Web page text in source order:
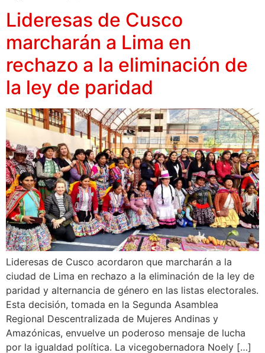
Lideresas de Cusco
marcharán a Lima en
rechazo a la eliminación de
la ley de paridad
Lideresas de Cusco acordaron que marcharán a la
ciudad de Lima en rechazo a la eliminación de la ley de
paridad y alternancia de género en las listas electorales.
Esta decisión, tomada en la Segunda Asamblea
Regional Descentralizada de Mujeres Andinas y
Amazónicas, envuelve un poderoso mensaje de lucha
por la igualdad política. La vicegobernadora Noely […]